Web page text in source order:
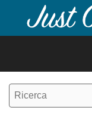
contenuto